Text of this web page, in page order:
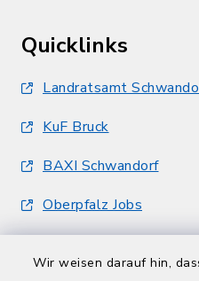
Wir weisen darauf hin,
Quicklinks
Landratsamt
KuF Bruck
BAXI Schwandorf
Oberpfalz Jobs